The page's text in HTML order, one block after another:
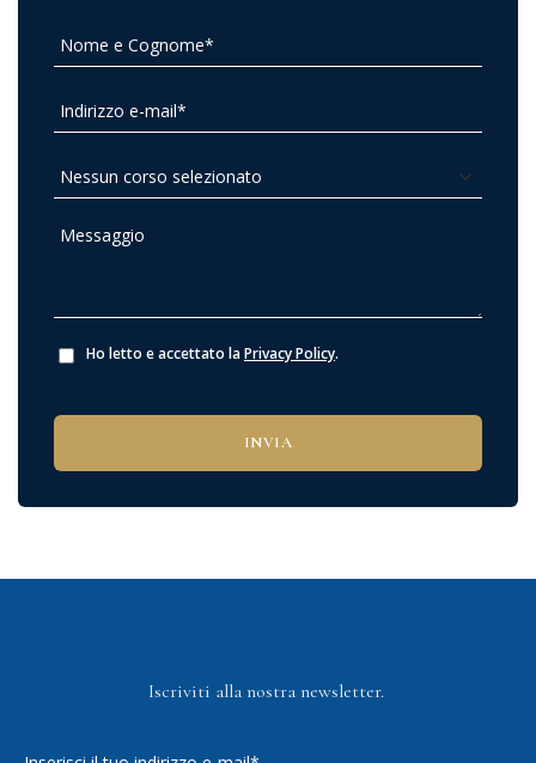
Ho letto e accettato laPrivacy Policy.
Iscriviti alla nostra newsletter.